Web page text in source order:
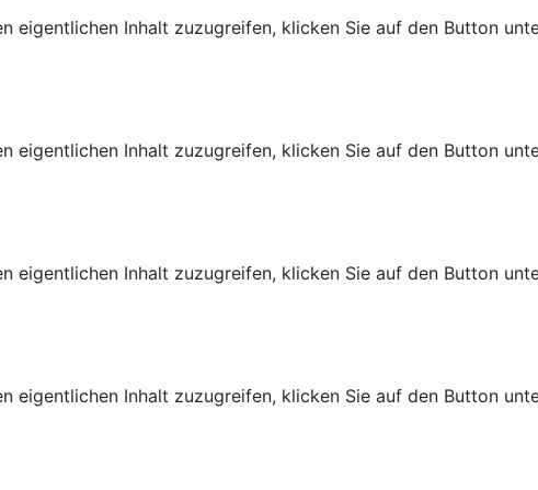
eigentlichen Inhalt zuzugreifen, klicken Sie auf den Button
eigentlichen Inhalt zuzugreifen, klicken Sie auf den Button
eigentlichen Inhalt zuzugreifen, klicken Sie auf den Button
eigentlichen Inhalt zuzugreifen, klicken Sie auf den Button